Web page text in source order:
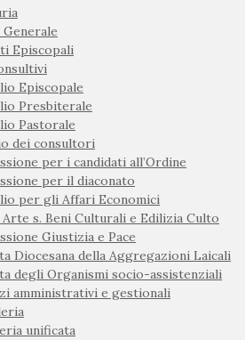
Episcopali
Episcopale
Presbiterale
Pastorale
dei consultori
per i candidati all’Ordine
per il diaconato
per gli Affari Economici
Arte s. Beni Culturali e Edilizia Culto
Giustizia e Pace
Diocesana della Aggregazioni Laicali
degli Organismi socio-assistenziali
amministrativi e gestionali
unificata